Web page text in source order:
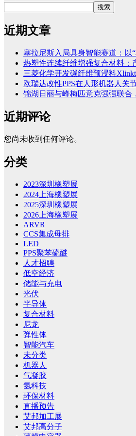
搜索
近期文章
塞拉尼斯入局具身智能赛道：以
热塑性连续纤维增强复合材料：
三菱化学开发碳纤维预浸料
欧瑞达改性PPS在人形机器人关
锦湖日丽与峰梅匹意克强强联合
近期评论
您尚未收到任何评论。
分类
2023深圳橡塑展
2024上海橡塑展
2025深圳橡塑展
2026上海橡塑展
ARVR
CCS集成母排
LED
PPS聚苯硫醚
人才招聘
低空经济
储能与充电
光伏
半导体
复合材料
尼龙
弹性体
智能汽车
未分类
机器人
气凝胶
氢科技
环保材料
直播预告
艾邦加工展
艾邦高分子